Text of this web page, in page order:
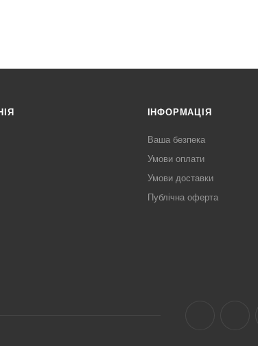
ІНФОРМАЦІЯ
Ваша безпека
Умови оплати
Умови доставки
Публічна оферта